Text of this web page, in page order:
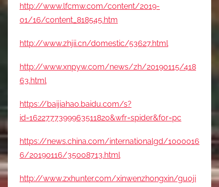
http://www.lfcmw.com/content/2019-
01/16/content_818545.htm
http://www.zhjii.cn/domestic/53627.html
http://www.xnpyw.com/news/zh/20190115/418
63.html
https://baijiahao.baidu.com/s?
id=1622777399963511820&wfr=spider&for=pc
https://news.china.com/internationalgd/1000016
6/20190116/35008713.html
http://www.zxhunter.com/xinwenzhongxin/guoji